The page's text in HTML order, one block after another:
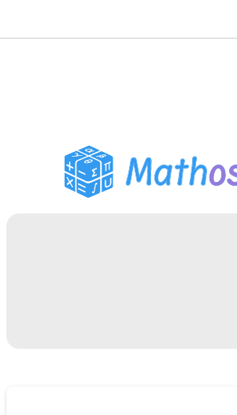
PDF Huiswerk Helper
Studietools